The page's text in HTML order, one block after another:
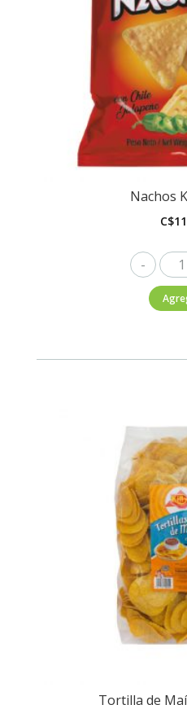
Nachos
C$
Kitty
30g
Tortilla de